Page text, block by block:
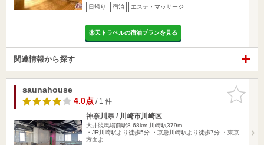
日帰り 宿泊 エステ・マッサージ
楽天トラベルの宿泊プランを見る
関連情報から探す
お気に入
りに追加
saunahouse
4.0点/ 1 件
神奈川県 / 川崎市川崎区
大井競馬場前駅8.68km
川崎駅379m
・JR川崎駅より徒歩5分 ・京急川崎駅より徒歩7分 ・東京
方面よ…